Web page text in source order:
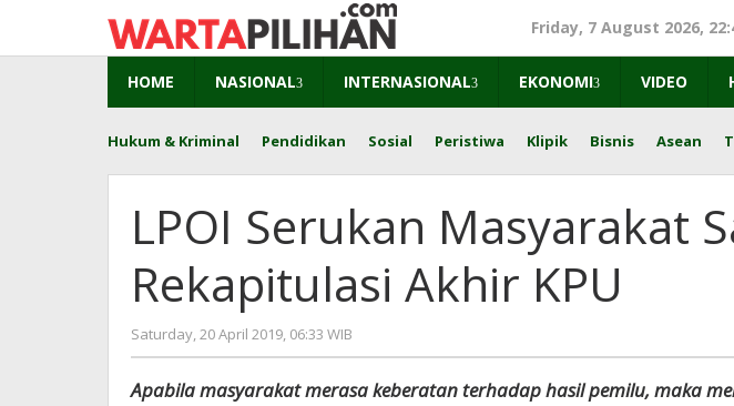
content
Friday, 7 August 2026,
HOME NASIONAL INTERNASIONAL EKONOMI VIDEO
Hukum & Kriminal Pendidikan Sosial Peristiwa Klipik Bisnis Asean
LPOI Serukan Masyarakat
Rekapitulasi Akhir KPU
Saturday, 20 April 2019, 06:33 WIB
Adi
Apabila masyarakat merasa keberatan terhadap hasil pemilu, maka